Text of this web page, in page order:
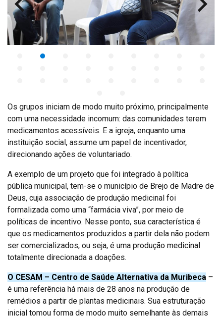
Os grupos iniciam de modo muito próximo, principalmente
com uma necessidade incomum: das comunidades terem
medicamentos acessíveis. E a igreja, enquanto uma
instituição social, assume um papel de incentivador,
direcionando ações de voluntariado.
A exemplo de um projeto que foi integrado à política
pública municipal, tem-se o município de Brejo de Madre de
Deus, cuja associação de produção medicinal foi
formalizada como uma “farmácia viva”, por meio de
políticas de incentivo. Nesse ponto, sua característica é
que os medicamentos produzidos a partir dela não podem
ser comercializados, ou seja, é uma produção medicinal
totalmente direcionada a doações.
O CESAM – Centro de Saúde Alternativa da Muribeca –
é uma referência há mais de 28 anos na produção de
remédios a partir de plantas medicinais. Sua estruturação
inicial tomou forma de modo muito semelhante às demais